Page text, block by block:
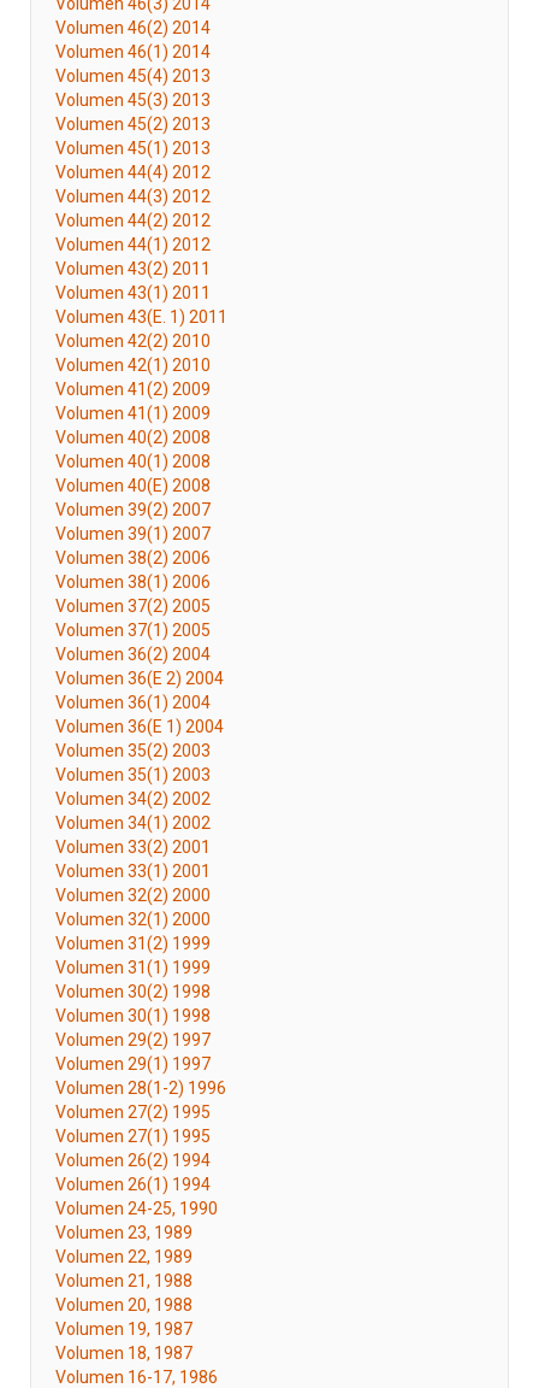
Volumen 46(2) 2014
Volumen 46(1) 2014
Volumen 45(4) 2013
Volumen 45(3) 2013
Volumen 45(2) 2013
Volumen 45(1) 2013
Volumen 44(4) 2012
Volumen 44(3) 2012
Volumen 44(2) 2012
Volumen 44(1) 2012
Volumen 43(2) 2011
Volumen 43(1) 2011
Volumen 43(E. 1) 2011
Volumen 42(2) 2010
Volumen 42(1) 2010
Volumen 41(2) 2009
Volumen 41(1) 2009
Volumen 40(2) 2008
Volumen 40(1) 2008
Volumen 40(E) 2008
Volumen 39(2) 2007
Volumen 39(1) 2007
Volumen 38(2) 2006
Volumen 38(1) 2006
Volumen 37(2) 2005
Volumen 37(1) 2005
Volumen 36(2) 2004
Volumen 36(E 2) 2004
Volumen 36(1) 2004
Volumen 36(E 1) 2004
Volumen 35(2) 2003
Volumen 35(1) 2003
Volumen 34(2) 2002
Volumen 34(1) 2002
Volumen 33(2) 2001
Volumen 33(1) 2001
Volumen 32(2) 2000
Volumen 32(1) 2000
Volumen 31(2) 1999
Volumen 31(1) 1999
Volumen 30(2) 1998
Volumen 30(1) 1998
Volumen 29(2) 1997
Volumen 29(1) 1997
Volumen 28(1-2) 1996
Volumen 27(2) 1995
Volumen 27(1) 1995
Volumen 26(2) 1994
Volumen 26(1) 1994
Volumen 24-25, 1990
Volumen 23, 1989
Volumen 22, 1989
Volumen 21, 1988
Volumen 20, 1988
Volumen 19, 1987
Volumen 18, 1987
Volumen 16-17, 1986